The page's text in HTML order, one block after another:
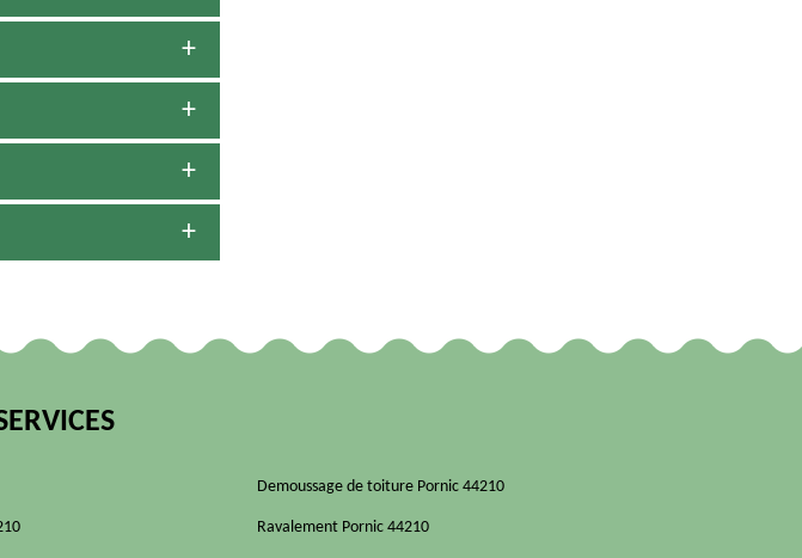
Demoussage de toiture Pornic 44210
Ravalement Pornic 44210